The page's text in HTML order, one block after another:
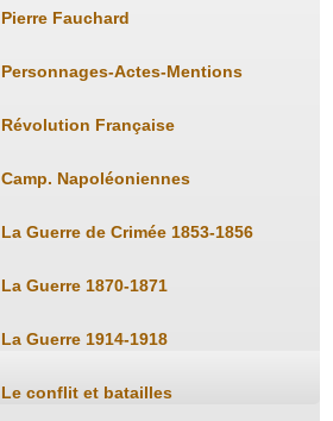
Pierre Fauchard
Personnages-Actes-Mentions
Révolution Française
Camp. Napoléoniennes
La Guerre de Crimée 1853-1856
La Guerre 1870-1871
La Guerre 1914-1918
Le conflit et batailles